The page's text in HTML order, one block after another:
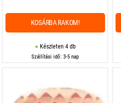
Készleten 4 db
Szállítási idő: 3-5 nap
KOSÁRBA RAKOM!